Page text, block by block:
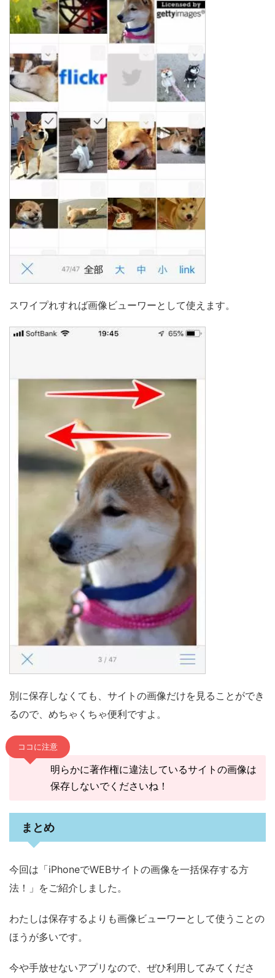
スワイプれすれば画像ビューワーとして使えます。
別に保存しなくても、サイトの画像だけを見ることができ
るので、めちゃくちゃ便利ですよ。
ココに注意
明らかに著作権に違法しているサイトの画像は
保存しないでくださいね！
まとめ
今回は「iPhoneでWEBサイトの画像を一括保存する方
法！」をご紹介しました。
わたしは保存するよりも画像ビューワーとして使うことの
ほうが多いです。
今や手放せないアプリなので、ぜひ利用してみてくださ